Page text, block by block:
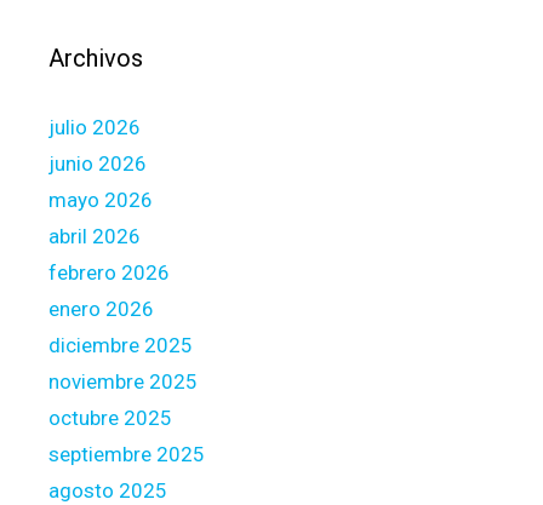
e
a
r
d
t
o
j
t
t
r
a
Archivos
julio 2026
junio 2026
mayo 2026
abril 2026
febrero 2026
enero 2026
diciembre 2025
noviembre 2025
octubre 2025
septiembre 2025
agosto 2025